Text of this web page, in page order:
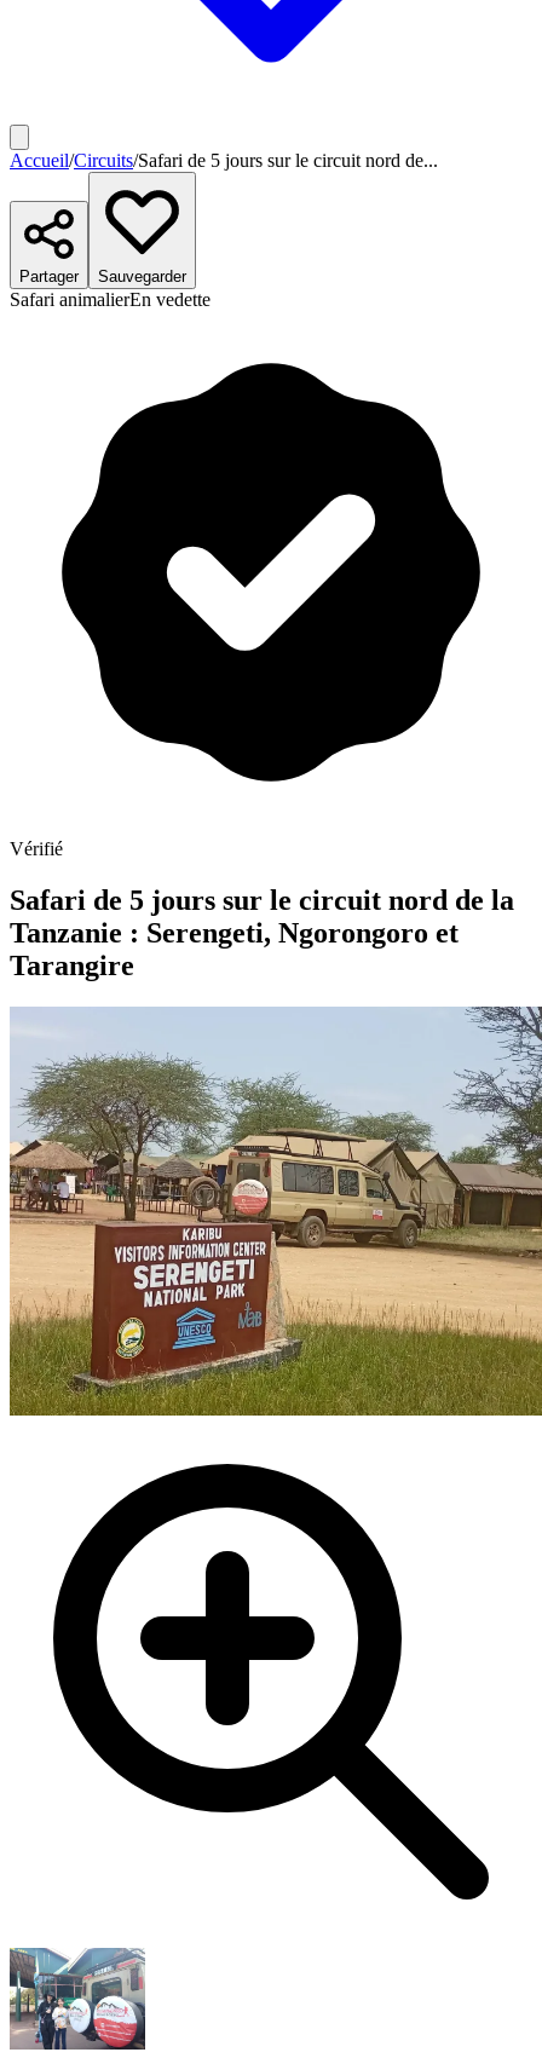
Accueil/Circuits/Safari de 5 jours sur le circuit nord de...
Partager Sauvegarder
Safari animalierEn vedette
Vérifié
Safari de 5 jours sur le circuit nord de la
Tanzanie : Serengeti, Ngorongoro et
Tarangire